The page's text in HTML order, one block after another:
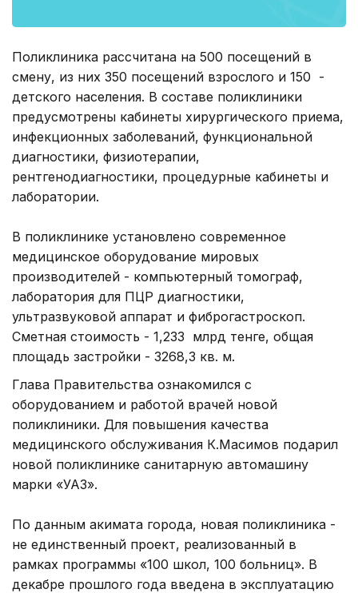
Поликлиника рассчитана на 500 посещений в
смену, из них 350 посещений взрослого и 150 -
детского населения. В составе поликлиники
предусмотрены кабинеты хирургического приема,
инфекционных заболеваний, функциональной
диагностики, физиотерапии,
рентгенодиагностики, процедурные кабинеты и
лаборатории.
В поликлинике установлено современное
медицинское оборудование мировых
производителей - компьютерный томограф,
лаборатория для ПЦР диагностики,
ультразвуковой аппарат и фиброгастроскоп.
Сметная стоимость - 1,233 млрд тенге, общая
площадь застройки - 3268,3 кв. м.
Глава Правительства ознакомился с
оборудованием и работой врачей новой
поликлиники. Для повышения качества
медицинского обслуживания К.Масимов подарил
новой поликлинике санитарную автомашину
марки «УАЗ».
По данным акимата города, новая поликлиника -
не единственный проект, реализованный в
рамках программы «100 школ, 100 больниц». В
декабре прошлого года введена в эксплуатацию